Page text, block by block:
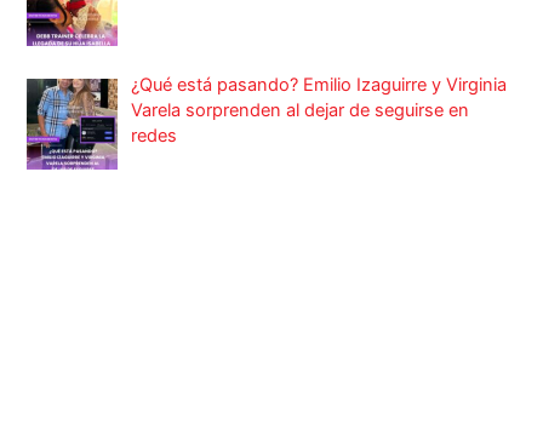
¿Qué está pasando? Emilio Izaguirre y Virginia
Varela sorprenden al dejar de seguirse en
redes